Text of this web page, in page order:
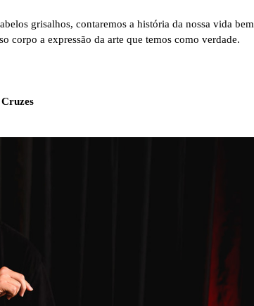
grisalhos, contaremos a história da nossa vida bem
corpo a expressão da arte que temos como verdade.